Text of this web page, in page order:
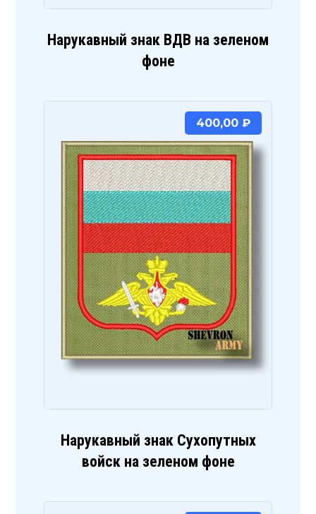
Нарукавный знак ВДВ на зеленом
фоне
Нарукавный знак Сухопутных
войск на зеленом фоне
400,00 ₽